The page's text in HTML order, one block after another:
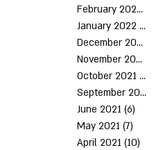
February 2022
January 2022 (6)
December 2021
November 2021
October 2021 (5)
September 2021
June 2021 (6)
May 2021 (7)
April 2021 (10)